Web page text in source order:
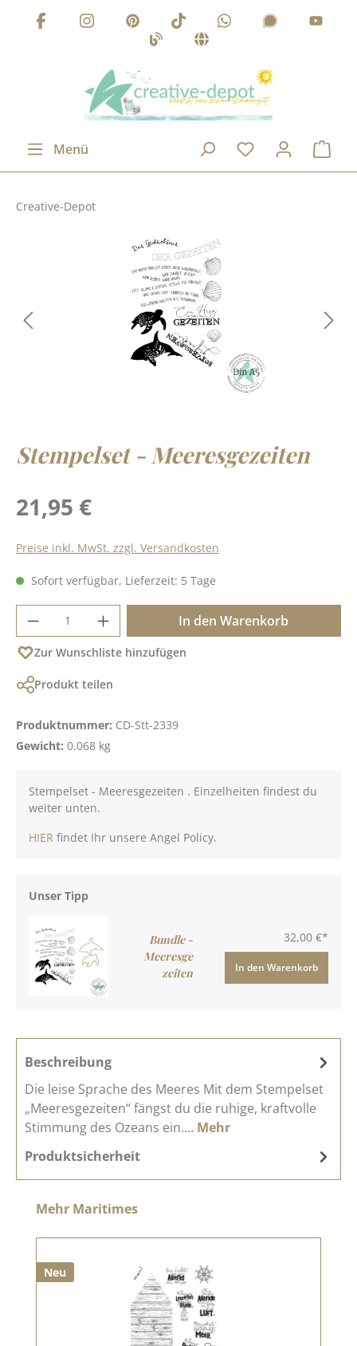
Zum Hauptinhalt springen
Menü
Creative-Depot
Stempelset - Meeresgezeiten
Regulärer Preis:
21,95 €
Preise inkl. MwSt. zzgl. Versandkosten
Sofort verfügbar, Lieferzeit: 5 Tage
Produkt Anzahl: Gib den gewünschten
In den Warenkorb
Zur Wunschliste hinzufügen
Produkt teilen
Produktnummer: CD-Stt-2339
Gewicht: 0.068 kg
Stempelset - Meeresgezeiten . Einzelheiten findest du
weiter unten.
HIER findet Ihr unsere Angel Policy.
Unser Tipp
Bundle -
Meeresge
zeiten
32,00 €*
In den Warenkorb
Beschreibung
Die leise Sprache des Meeres Mit dem Stempelset
„Meeresgezeiten“ fängst du die ruhige, kraftvolle
Stimmung des Ozeans ein.… Mehr
Produktsicherheit
Produktgalerie überspringen
Mehr Maritimes
Neu